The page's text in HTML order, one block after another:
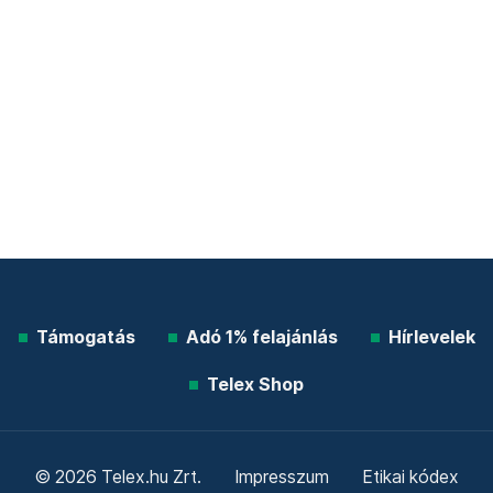
Támogatás Adó 1% felajánlás Hírlevelek
Telex Shop
© 2026 Telex.hu Zrt. Impresszum Etikai kódex